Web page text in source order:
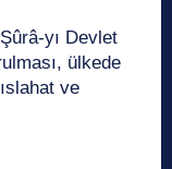
yı Devlet
ve